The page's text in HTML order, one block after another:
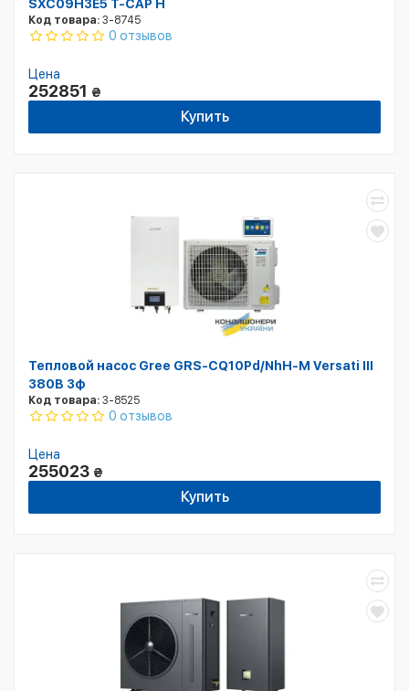
SXC09H3E5 T-CAP H
Код товара: 3-8745
0 отзывов
Цена
252851 ₴
Купить
Тепловой насос Gree GRS-CQ10Pd/NhH-M Versati III
380В 3ф
Код товара: 3-8525
0 отзывов
Цена
255023 ₴
Купить